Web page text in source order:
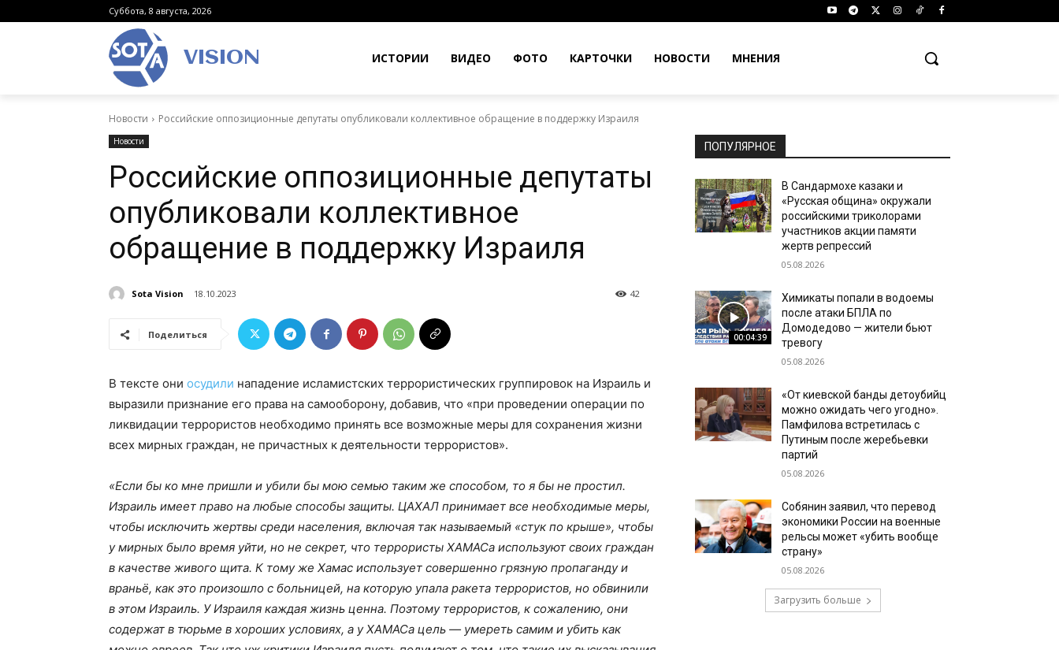
Суббота, 8 августа, 2026
VISION ИСТОРИИ ВИДЕО ФОТО КАРТОЧКИ НОВОСТИ МНЕНИЯ
Новости Российские оппозиционные депутаты опубликовали коллективное обращение в поддержку Израиля
Новости
Российские оппозиционные депутаты
опубликовали коллективное
обращение в поддержку Израиля
Sota Vision 18.10.2023 42
Поделиться
В тексте они осудили нападение исламистских террористических группировок на Израиль и
выразили признание его права на самооборону, добавив, что «при проведении операции по
ликвидации террористов необходимо принять все возможные меры для сохранения жизни
всех мирных граждан, не причастных к деятельности террористов».
«Если бы ко мне пришли и убили бы мою семью таким же способом, то я бы не простил.
Израиль имеет право на любые способы защиты. ЦАХАЛ принимает все необходимые меры,
чтобы исключить жертвы среди населения, включая так называемый «стук по крыше», чтобы
у мирных было время уйти, но не секрет, что террористы ХАМАСа используют своих граждан
в качестве живого щита. К тому же Хамас использует совершенно грязную пропаганду и
враньё, как это произошло с больницей, на которую упала ракета террористов, но обвинили
в этом Израиль. У Израиля каждая жизнь ценна. Поэтому террористов, к сожалению, они
содержат в тюрьме в хороших условиях, а у ХАМАСа цель — умереть самим и убить как
ПОПУЛЯРНОЕ
В Сандармохе казаки и
«Русская община» окружали
российскими триколорами
участников акции памяти
жертв репрессий
05.08.2026
00:04:39
Химикаты попали в водоемы
после атаки БПЛА по
Домодедово — жители бьют
тревогу
05.08.2026
«От киевской банды детоубийц
можно ожидать чего угодно».
Памфилова встретилась с
Путиным после жеребьевки
партий
05.08.2026
Собянин заявил, что перевод
экономики России на военные
рельсы может «убить вообще
страну»
05.08.2026
Загрузить больше